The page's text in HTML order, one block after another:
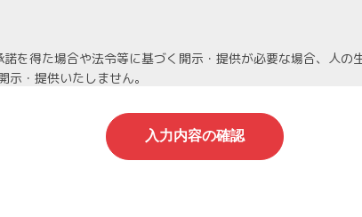
を得た場合や法令等に基づく開示・提供が必要な場合、人
・提供いたしません。
報は当社が責任を持って管理し、個人情報への不正アクセス